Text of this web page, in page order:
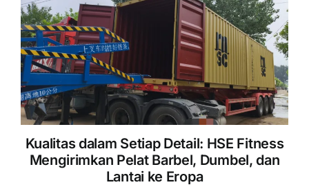
Kualitas dalam Setiap Detail: HSE Fitness
Mengirimkan Pelat Barbel, Dumbel, dan
Lantai ke Eropa